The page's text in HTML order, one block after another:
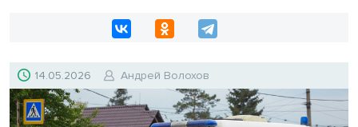
14.05.2026 Андрей Волохов